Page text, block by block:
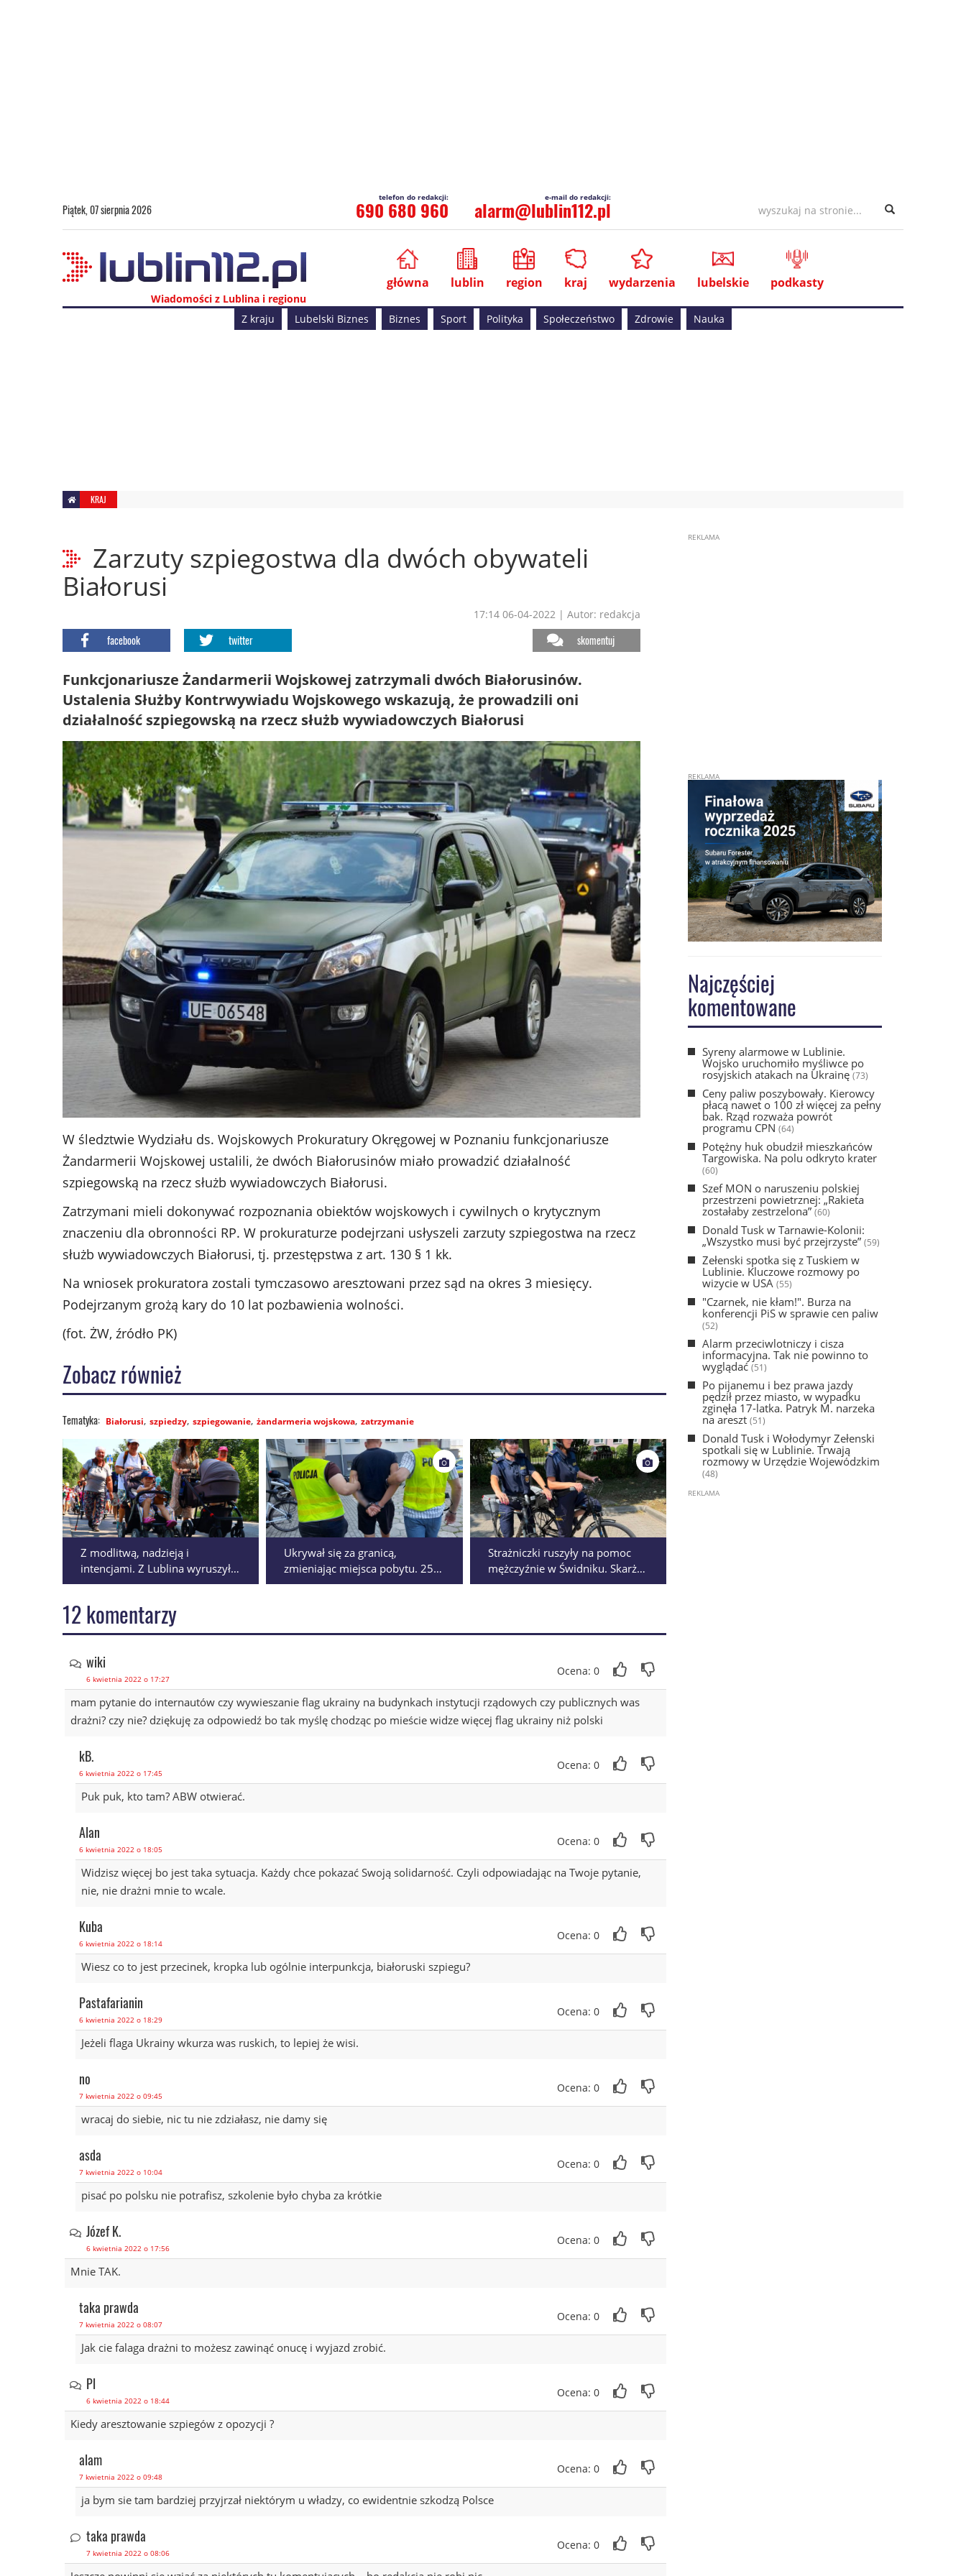
Piątek, 07 sierpnia 2026 690 680 960 alarm@lublin112.pl
Wiadomości z Lublina i regionu
główna lublin region kraj wydarzenia lubelskie podkasty
Z kraju Lubelski Biznes Biznes Sport Polityka Społeczeństwo Zdrowie Nauka
KRAJ
Zarzuty szpiegostwa dla dwóch obywateli
Białorusi
17:14 06-04-2022 | Autor: redakcja
facebook twitter skomentuj
Funkcjonariusze Żandarmerii Wojskowej zatrzymali dwóch Białorusinów.
Ustalenia Służby Kontrwywiadu Wojskowego wskazują, że prowadzili oni
działalność szpiegowską na rzecz służb wywiadowczych Białorusi
W śledztwie Wydziału ds. Wojskowych Prokuratury Okręgowej w Poznaniu funkcjonariusze
Żandarmerii Wojskowej ustalili, że dwóch Białorusinów miało prowadzić działalność
szpiegowską na rzecz służb wywiadowczych Białorusi.
Zatrzymani mieli dokonywać rozpoznania obiektów wojskowych i cywilnych o krytycznym
znaczeniu dla obronności RP. W prokuraturze podejrzani usłyszeli zarzuty szpiegostwa na rzecz
służb wywiadowczych Białorusi, tj. przestępstwa z art. 130 § 1 kk.
Na wniosek prokuratora zostali tymczasowo aresztowani przez sąd na okres 3 miesięcy.
Podejrzanym grożą kary do 10 lat pozbawienia wolności.
(fot. ŻW, źródło PK)
Zobacz również
Białorusi szpiedzy szpiegowanie żandarmeria wojskowa zatrzymanie
Z modlitwą, nadzieją i
intencjami. Z Lublina wyruszyła
piesza pielgrzymka na Jasną
Ukrywał się za granicą,
zmieniając miejsca pobytu. 25-
latek zatrzymany w rodzinnym
Strażniczki ruszyły na pomoc
mężczyźnie w Świdniku. Skarżył
się na ból w klatce piersiowej
12 komentarzy
wiki
6 kwietnia 2022 o 17:27
Ocena: 0
mam pytanie do internautów czy wywieszanie flag ukrainy na budynkach instytucji rządowych czy publicznych was
drażni? czy nie? dziękuję za odpowiedź bo tak myślę chodząc po mieście widze więcej flag ukrainy niż polski
kB.
6 kwietnia 2022 o 17:45
Ocena: 0
Puk puk, kto tam? ABW otwierać.
Alan
6 kwietnia 2022 o 18:05
Ocena: 0
Widzisz więcej bo jest taka sytuacja. Każdy chce pokazać Swoją solidarność. Czyli odpowiadając na Twoje pytanie,
nie, nie drażni mnie to wcale.
Kuba
6 kwietnia 2022 o 18:14
Ocena: 0
Wiesz co to jest przecinek, kropka lub ogólnie interpunkcja, białoruski szpiegu?
Pastafarianin
6 kwietnia 2022 o 18:29
Ocena: 0
Jeżeli flaga Ukrainy wkurza was ruskich, to lepiej że wisi.
no
7 kwietnia 2022 o 09:45
Ocena: 0
wracaj do siebie, nic tu nie zdziałasz, nie damy się
asda
7 kwietnia 2022 o 10:04
Ocena: 0
pisać po polsku nie potrafisz, szkolenie było chyba za krótkie
Józef K.
6 kwietnia 2022 o 17:56
Ocena: 0
Mnie TAK.
taka prawda
7 kwietnia 2022 o 08:07
Ocena: 0
Jak cie falaga drażni to możesz zawinąć onucę i wyjazd zrobić.
Pl
6 kwietnia 2022 o 18:44
Ocena: 0
Kiedy aresztowanie szpiegów z opozycji ?
alam
7 kwietnia 2022 o 09:48
Ocena: 0
ja bym sie tam bardziej przyjrzał niektórym u władzy, co ewidentnie szkodzą Polsce
taka prawda
7 kwietnia 2022 o 08:06
Ocena: 0
Najczęściej
komentowane
Syreny alarmowe w Lublinie.
Wojsko uruchomiło myśliwce po
rosyjskich atakach na Ukrainę(73)
Ceny paliw poszybowały. Kierowcy
płacą nawet o 100 zł więcej za pełny
bak. Rząd rozważa powrót
programu CPN (64)
Potężny huk obudził mieszkańców
Targowiska. Na polu odkryto krater
(60)
Szef MON o naruszeniu polskiej
przestrzeni powietrznej: „Rakieta
zostałaby zestrzelona” (60)
Donald Tusk w Tarnawie-Kolonii:
„Wszystko musi być przejrzyste” (59)
Zełenski spotka się z Tuskiem w
Lublinie. Kluczowe rozmowy po
wizycie w USA (55)
"Czarnek, nie kłam!". Burza na
konferencji PiS w sprawie cen paliw
(52)
Alarm przeciwlotniczy i cisza
informacyjna. Tak nie powinno to
wyglądać(51)
Po pijanemu i bez prawa jazdy
pędził przez miasto, w wypadku
zginęła 17-latka. Patryk M. narzeka
na areszt (51)
Donald Tusk i Wołodymyr Zełenski
spotkali się w Lublinie. Trwają
rozmowy w Urzędzie Wojewódzkim
(48)